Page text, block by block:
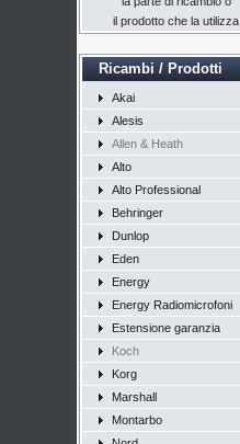
il prodotto che la utilizza
Ricambi / Prodotti
Akai
Alesis
Allen & Heath
Alto
Alto Professional
Behringer
Dunlop
Eden
Energy
Energy Radiomicrofoni
Estensione garanzia
Koch
Korg
Marshall
Montarbo